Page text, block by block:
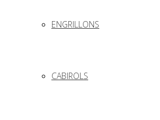
ENGRILLONS
CABIROLS